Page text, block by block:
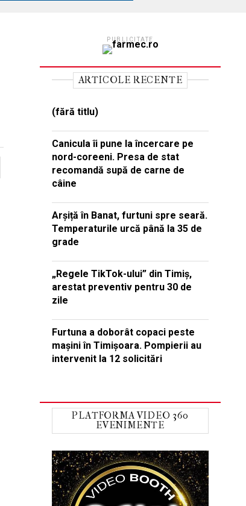
PUBLICITATE
ARTICOLE RECENTE
(fără titlu)
Canicula îi pune la încercare pe
nord-coreeni. Presa de stat
recomandă supă de carne de
câine
Arșiță în Banat, furtuni spre seară.
Temperaturile urcă până la 35 de
grade
„Regele TikTok-ului” din Timiș,
arestat preventiv pentru 30 de
zile
Furtuna a doborât copaci peste
mașini în Timișoara. Pompierii au
intervenit la 12 solicitări
PLATFORMA VIDEO 360
EVENIMENTE